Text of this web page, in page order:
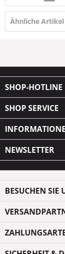
Ähnliche Artikel
SHOP-HOTLINE
SHOP SERVICE
NEWSLETTER
BESUCHEN SIE